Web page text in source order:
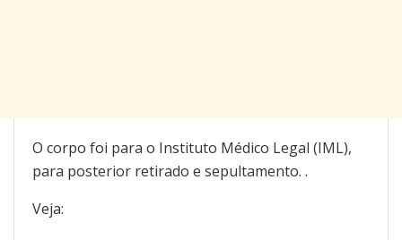
O corpo foi para o Instituto Médico Legal (IML),
para posterior retirado e sepultamento. .
Veja: